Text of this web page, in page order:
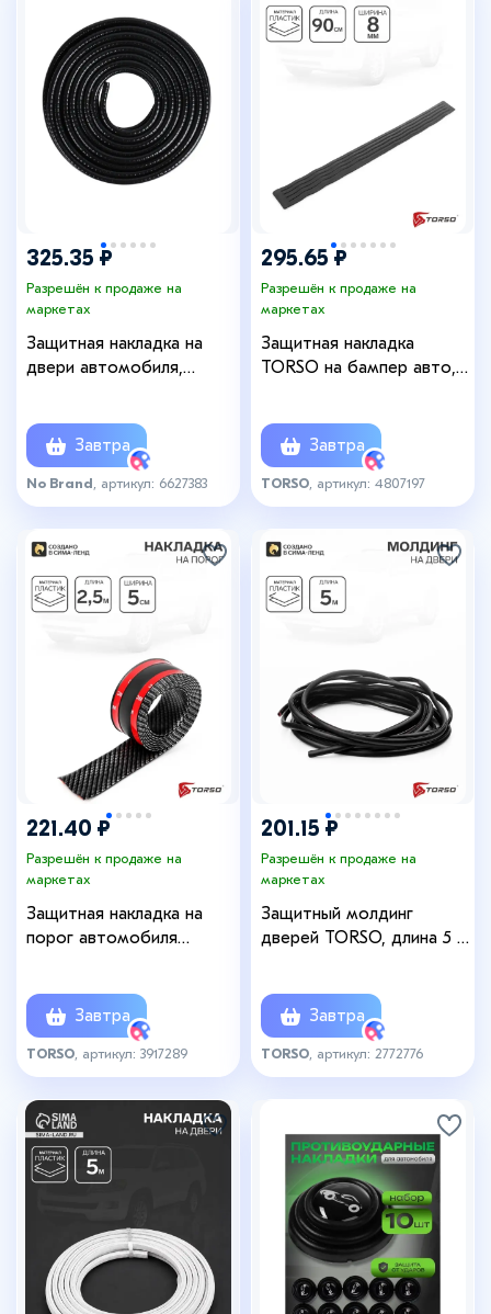
325.35 ₽
Разрешён к продаже на
маркетах
Защитная накладка на
двери автомобиля,
Завтра
No Brand , артикул: 6627383
295.65 ₽
Разрешён к продаже на
маркетах
Защитная накладка
TORSO на бампер авто,
Завтра
TORSO , артикул: 4807197
221.40 ₽
Разрешён к продаже на
маркетах
Защитная накладка на
порог автомобиля
Завтра
TORSO , артикул: 3917289
201.15 ₽
Разрешён к продаже на
маркетах
Защитный молдинг
дверей TORSO, длина 5 м,
Завтра
TORSO , артикул: 2772776